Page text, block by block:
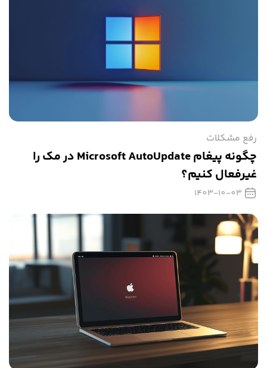
رفع مشکلات
چگونه پیغام Microsoft AutoUpdate در مک را
غیرفعال کنیم؟
1403-10-03